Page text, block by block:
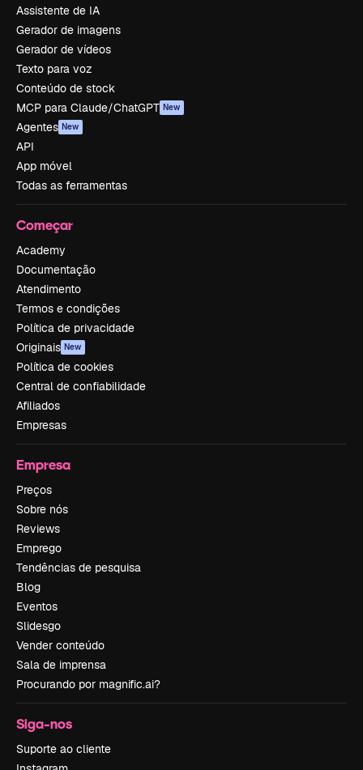
Assistente de IA
Gerador de imagens
Gerador de vídeos
Texto para voz
Conteúdo de stock
MCP para Claude/ChatGPT New
Agentes New
API
App móvel
Todas as ferramentas
Começar
Academy
Documentação
Atendimento
Termos e condições
Política de privacidade
Originais New
Política de cookies
Central de confiabilidade
Afiliados
Empresas
Empresa
Preços
Sobre nós
Reviews
Emprego
Tendências de pesquisa
Blog
Eventos
Slidesgo
Vender conteúdo
Sala de imprensa
Procurando por magnific.ai?
Siga-nos
Suporte ao cliente